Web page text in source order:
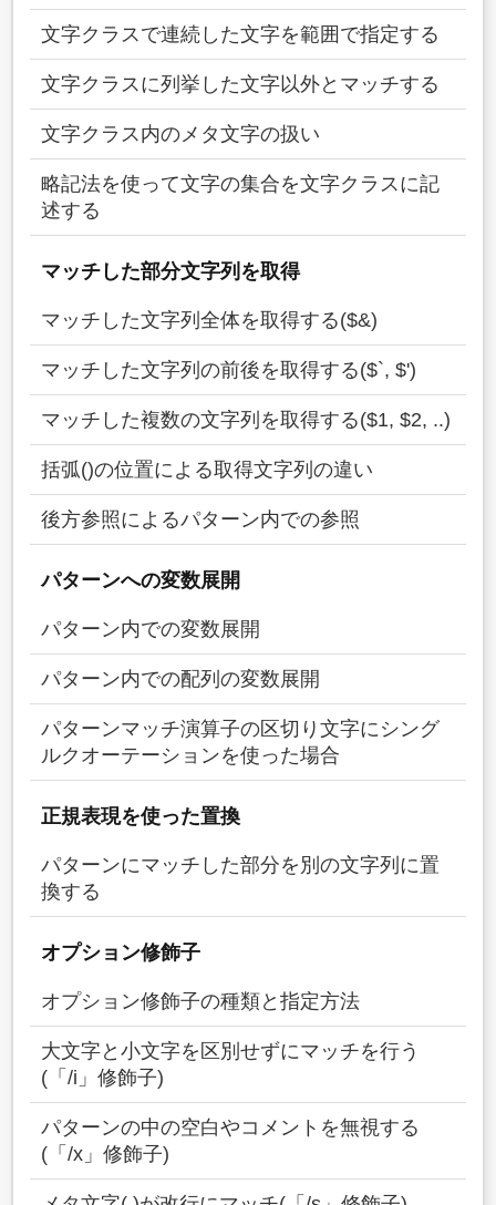
文字クラスで連続した文字を範囲で指定する
文字クラスに列挙した文字以外とマッチする
文字クラス内のメタ文字の扱い
略記法を使って文字の集合を文字クラスに記
述する
マッチした部分文字列を取得
マッチした文字列全体を取得する($&)
マッチした文字列の前後を取得する($`, $')
マッチした複数の文字列を取得する($1, $2, ..)
括弧()の位置による取得文字列の違い
後方参照によるパターン内での参照
パターンへの変数展開
パターン内での変数展開
パターン内での配列の変数展開
パターンマッチ演算子の区切り文字にシング
ルクオーテーションを使った場合
正規表現を使った置換
パターンにマッチした部分を別の文字列に置
換する
オプション修飾子
オプション修飾子の種類と指定方法
大文字と小文字を区別せずにマッチを行う
(「/i」修飾子)
パターンの中の空白やコメントを無視する
(「/x」修飾子)